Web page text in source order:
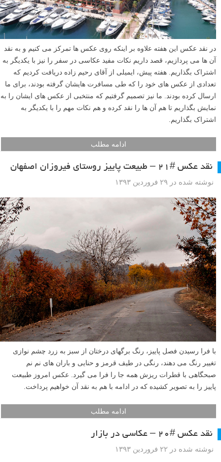
در نقد عکس این هفته علاوه بر اینکه روی عکس ها تمرکز می کنیم و به نقد
آن ها می پردازیم، قصد داریم نکات مفید عکاسی در سفر را نیز با یکدیگر به
اشتراک بگذاریم. هفته پیش، ایمیلی از آقای رحیم زاده دریافت کردیم که
تعدادی از عکس های خود را که طی مسافرت هایشان گرفته بودند، برای ما
ارسال کرده بودند. ما نیز تصمیم گرفتیم که منتخبی از عکس های ایشان را به
نمایش بگذاریم تا هم آن ها را نقد کرده و هم نکات مهم را با یکدیگر به
اشتراک بگذاریم.
ادامه مطلب
نقد عکس #۲۱ – طبیعت پاییز روستای فیروزان اصفهان
نوشته شده در ۲۹ فروردین ۱۳۹۳
با فرا رسیدن فصل پاییز، رنگ برگهای درختان از سبز به زرد چشم نوازی
تغییر رنگ می دهند، رنگی در طیف قرمز و حنایی و باران های نم نم
صبحگاهی با قطرات ریزش همه جا را فرا می گیرد. عکس امروز طبیعت
پاییز را به تصویر کشیده که در ادامه با هم به نقد آن خواهیم پرداخت.
ادامه مطلب
نقد عکس #۲۰ – عکاسی در بازار
نوشته شده در ۲۲ فروردین ۱۳۹۳